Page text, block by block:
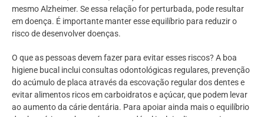
mesmo Alzheimer. Se essa relação for perturbada, pode resultar
em doença. É importante manter esse equilíbrio para reduzir o
risco de desenvolver doenças.
O que as pessoas devem fazer para evitar esses riscos? A boa
higiene bucal inclui consultas odontológicas regulares, prevenção
do acúmulo de placa através da escovação regular dos dentes e
evitar alimentos ricos em carboidratos e açúcar, que podem levar
ao aumento da cárie dentária. Para apoiar ainda mais o equilíbrio